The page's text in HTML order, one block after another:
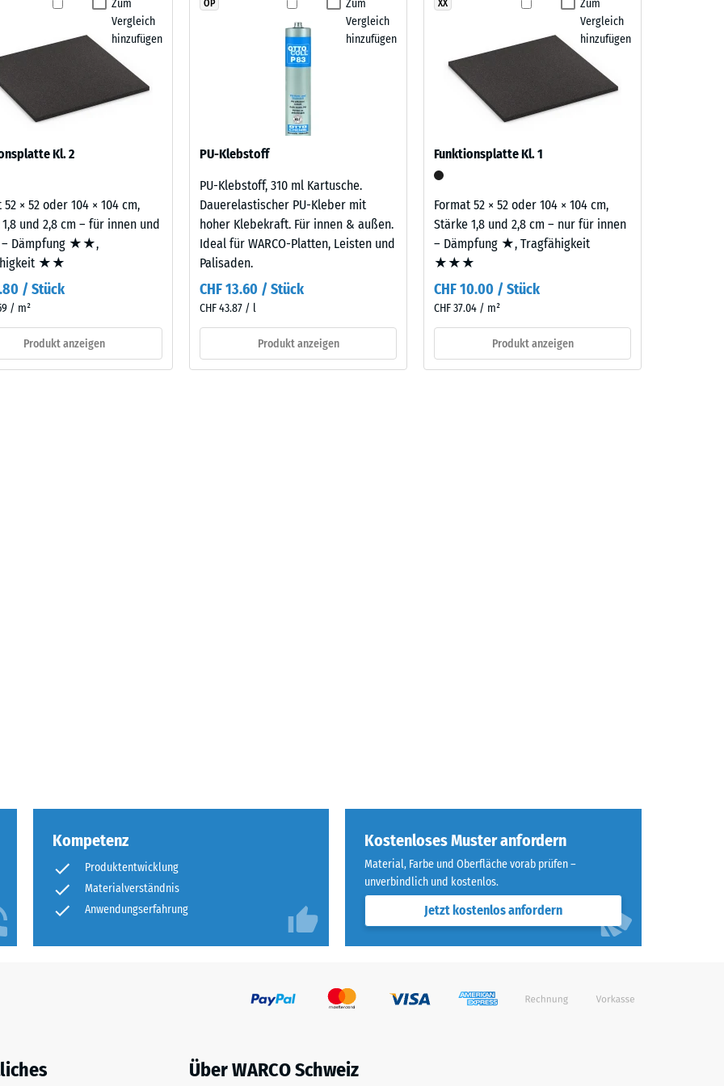
- Beständigkeit gegen abrasiven Verschleiß - Skalenwert 2 = "gut" (BS 7188)
(EN 12616) - Skalenwert 4 = Infiltration ca. 600 mm/h (600 l/h/m²)
(EN 16165) - Skalenwert 4 = mittlerer Akzeptanzwinkel ca. 16°, Gruppe R10
- Skalenwert 3 = Wärmeleitfähigkeit ca. 0,11 W/(m·K)
Produkt
Zum
Vergleich
hinzufügen
Kl. 2
52 × 52 oder 104 × 104 cm,
und 2,8 cm – für innen und
– Dämpfung ★★,
★★
/ Stück
/ m²
Produkt anzeigen
Zum
Vergleich
hinzufügen
OP
PU-Klebstoff
PU-Klebstoff, 310 ml Kartusche.
Dauerelastischer PU-Kleber mit
hoher Klebekraft. Für innen & außen.
Ideal für WARCO-Platten, Leisten und
Palisaden.
CHF 13.60 / Stück
CHF 43.87 / l
Produkt anzeigen
Zum
Vergleich
hinzufügen
XX
Funktionsplatte Kl. 1
Format 52 × 52 oder 104 × 104 cm,
Stärke 1,8 und 2,8 cm – nur für innen
– Dämpfung ★, Tragfähigkeit
★★★
CHF 10.00 / Stück
CHF 37.04 / m²
Produkt anzeigen
Kompetenz
Produktentwicklung
Materialverständnis
Anwendungserfahrung
Kostenloses Muster anfordern
Material, Farbe und Oberfläche vorab prüfen –
unverbindlich und kostenlos.
Jetzt kostenlos anfordern
Über WARCO Schweiz